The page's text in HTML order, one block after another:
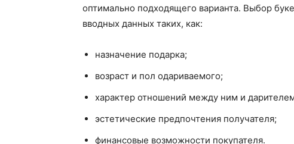
оптимально подходящего варианта. Выбор
вводных данных таких, как:
назначение подарка;
возраст и пол одариваемого;
характер отношений между ним и
эстетические предпочтения получателя;
финансовые возможности покупателя.